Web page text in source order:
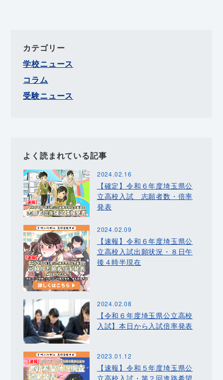
カテゴリー
学校ニュース
コラム
受験ニュース
よく読まれている記事
2024.02.16
【確定】令和６年度埼玉県公
立高校入試 志願者数・倍率
発表
2024.02.09
【速報】令和６年度埼玉県公
立高校入試出願状況・８日午
後４時半現在
2024.02.08
【令和６年度埼玉県公立高校
入試】本日から入試倍率発表
2023.01.12
【速報】令和５年度埼玉県公
立高校入試・第２回進路希望